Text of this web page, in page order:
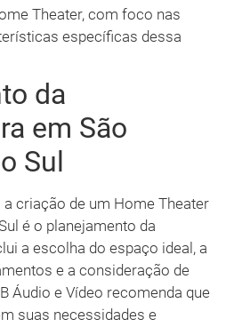
Theater, com foco nas
específicas dessa
da
em São
Sul
criação de um Home Theater
é o planejamento da
a escolha do espaço ideal, a
e a consideração de
Áudio e Vídeo recomenda que
suas necessidades e